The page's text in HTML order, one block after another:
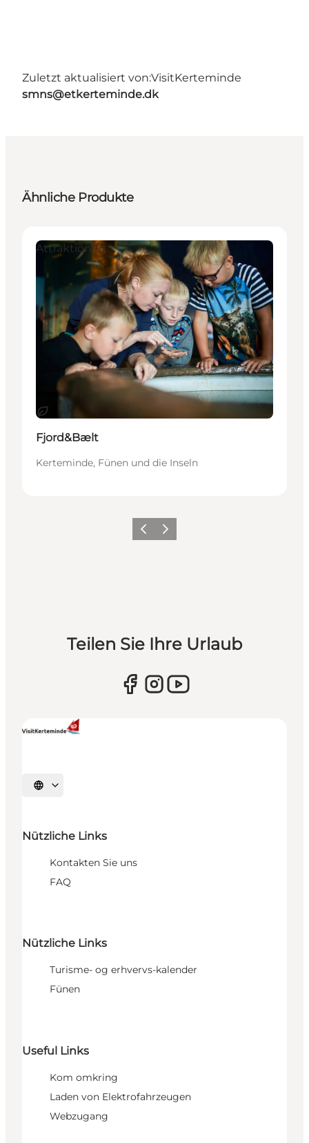
Zuletzt aktualisiert von:VisitKerteminde
smns@etkerteminde.dk
Ähnliche Produkte
Nachhaltig
Attraktionen
Fjord&Bælt
Kerteminde, Fünen und die Inseln
ZurückWeiter
Teilen Sie Ihre Urlaub
Sprache auswählen
Nützliche Links
Kontakten Sie uns
FAQ
Nützliche Links
Turisme- og erhvervs-kalender
Fünen
Useful Links
Kom omkring
Laden von Elektrofahrzeugen
Webzugang